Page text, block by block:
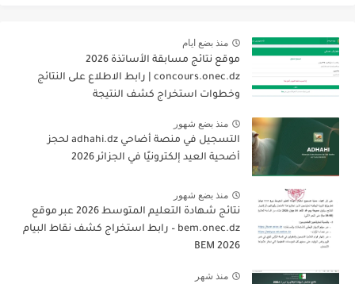
منذ بضع ايام
موقع نتائج مسابقة الأساتذة 2026
concours.onec.dz | رابط الاطلاع على النتائج
وخطوات استخراج كشف النتيجة
منذ بضع شهور
التسجيل في منصة أضاحي adhahi.dz لحجز
أضحية العيد إلكترونيًا في الجزائر 2026
منذ بضع شهور
نتائج شهادة التعليم المتوسط 2026 عبر موقع
bem.onec.dz – رابط استخراج كشف نقاط البيام
BEM 2026
منذ شهر